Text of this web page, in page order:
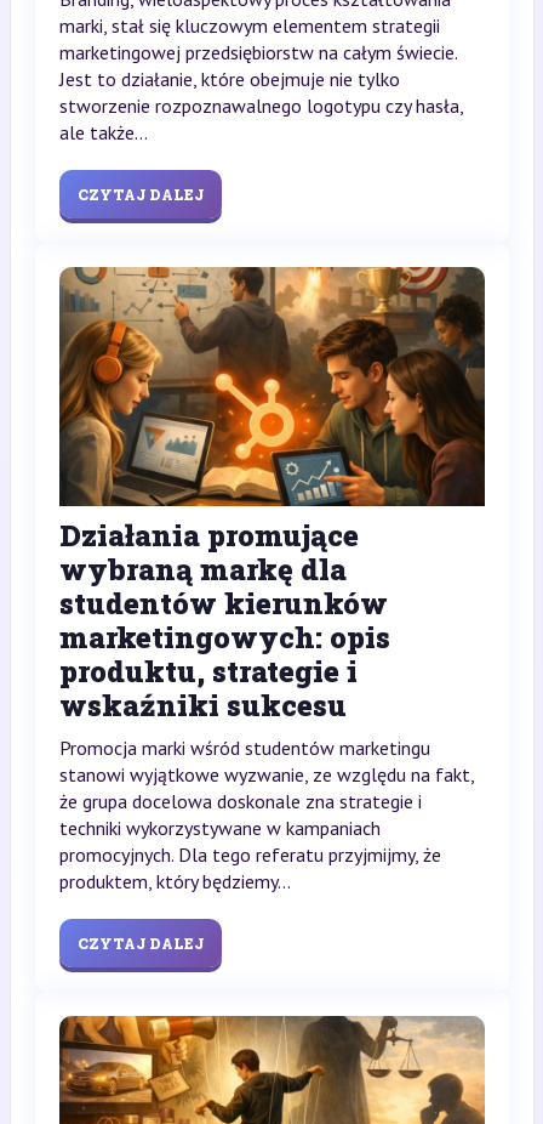
marki, stał się kluczowym elementem strategii
marketingowej przedsiębiorstw na całym świecie.
Jest to działanie, które obejmuje nie tylko
stworzenie rozpoznawalnego logotypu czy hasła,
ale także...
CZYTAJ DALEJ
Działania promujące
wybraną markę dla
studentów kierunków
marketingowych: opis
produktu, strategie i
wskaźniki sukcesu
Promocja marki wśród studentów marketingu
stanowi wyjątkowe wyzwanie, ze względu na fakt,
że grupa docelowa doskonale zna strategie i
techniki wykorzystywane w kampaniach
promocyjnych. Dla tego referatu przyjmijmy, że
produktem, który będziemy...
CZYTAJ DALEJ